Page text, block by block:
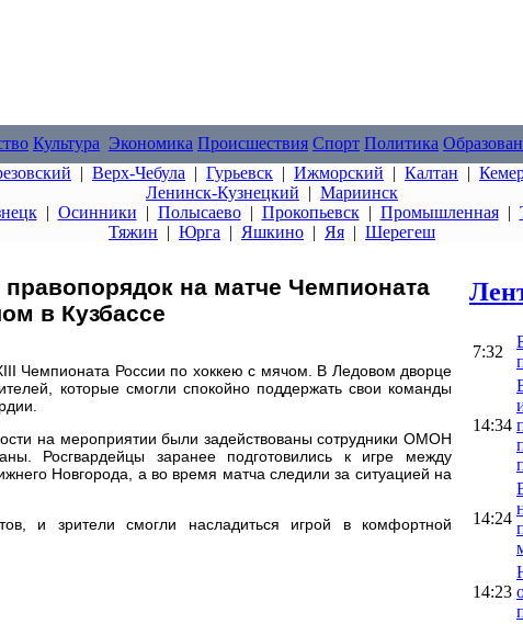
Культура Экономика Происшествия Спорт Политика
| Верх-Чебула | Гурьевск | Ижморский | Калтан |
Ленинск-Кузнецкий | Мариинск
| Осинники | Полысаево| Прокопьевск| Промышленная|
Тяжин | Юрга | Яшкино | Яя | Шерегеш
правопорядок на матче Чемпионата
в Кузбассе
Чемпионата России по хоккею с мячом. В Ледовом дворце
которые смогли спокойно поддержать свои команды
на мероприятии были задействованы сотрудники ОМОН
Росгвардейцы заранее подготовились к игре между
Новгорода, а во время матча следили за ситуацией на
и зрители смогли насладиться игрой в комфортной
7:32
14:34
14:24
14:23